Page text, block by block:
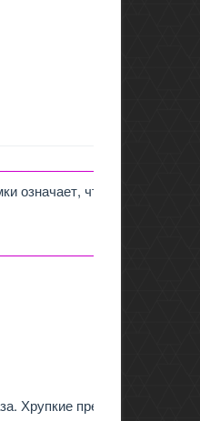
означает, что заказ
Хрупкие предметы